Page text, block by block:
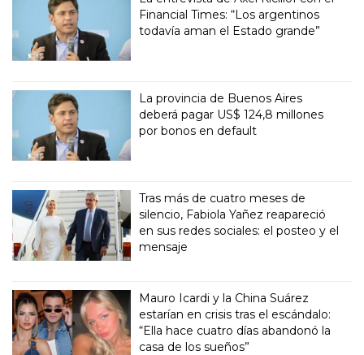
Financial Times: “Los argentinos
todavía aman el Estado grande”
La provincia de Buenos Aires
deberá pagar US$ 124,8 millones
por bonos en default
Tras más de cuatro meses de
silencio, Fabiola Yañez reapareció
en sus redes sociales: el posteo y el
mensaje
Mauro Icardi y la China Suárez
estarían en crisis tras el escándalo:
“Ella hace cuatro días abandonó la
casa de los sueños”